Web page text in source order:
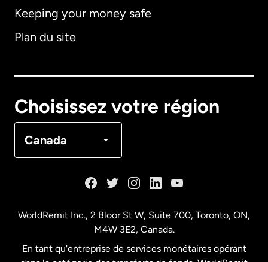
Keeping your money safe
Plan du site
Choisissez votre région
Canada
Allemagne
Français
WorldRemit Inc., 2 Bloor St W, Suite 700, Toronto, ON,
M4W 3E2, Canada.
En tant qu'entreprise de services monétaires opérant